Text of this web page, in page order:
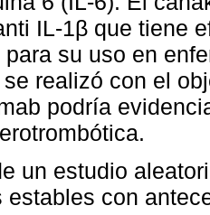
IL-1β que tiene
para su uso en
realizó con el
podría
un estudio
estables con